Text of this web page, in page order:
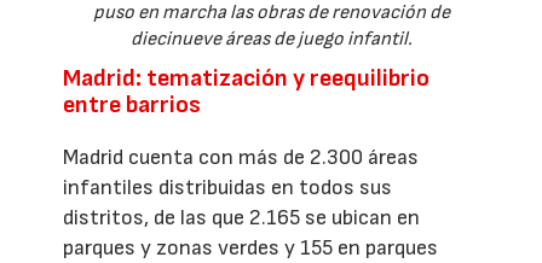
puso en marcha las obras de renovación de
diecinueve áreas de juego infantil.
Madrid: tematización y reequilibrio
entre barrios
Madrid cuenta con más de 2.300 áreas
infantiles distribuidas en todos sus
distritos, de las que 2.165 se ubican en
parques y zonas verdes y 155 en parques